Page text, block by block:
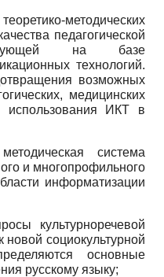
методических
педагогической
на базе
технологий.
возможных
медицинских
использования ИКТ в
система
и многопрофильного
информатизации
культурно­речевой
новой социокультурной
основные
русскому языку;